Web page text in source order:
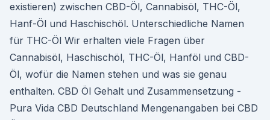
existieren) zwischen CBD-Öl, Cannabisöl, THC-Öl,
Hanf-Öl und Haschischöl. Unterschiedliche Namen
für THC-Öl Wir erhalten viele Fragen über
Cannabisöl, Haschischöl, THC-Öl, Hanföl und CBD-
Öl, wofür die Namen stehen und was sie genau
enthalten. CBD Öl Gehalt und Zusammensetzung -
Pura Vida CBD Deutschland Mengenangaben bei CBD